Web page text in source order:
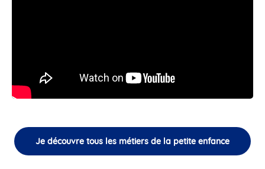
Je découvre tous les métiers de la petite enfance